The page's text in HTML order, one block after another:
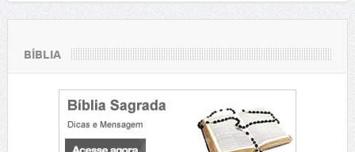
BÍBLIA